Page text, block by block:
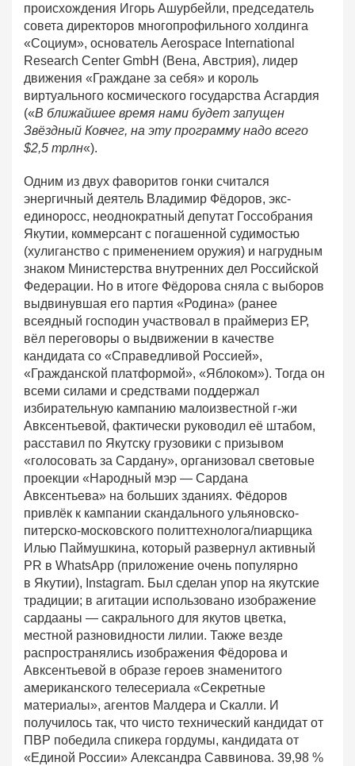
происхождения Игорь Ашурбейли, председатель
совета директоров многопрофильного холдинга
«Социум», основатель Aerospace International
Research Center GmbH (Вена, Австрия), лидер
движения «Граждане за себя» и король
виртуального космического государства Асгардия
(«В ближайшее время нами будет запущен
Звёздный Ковчег, на эту программу надо всего
$2,5 трлн«).
Одним из двух фаворитов гонки считался
энергичный деятель Владимир Фёдоров, экс-
единоросс, неоднократный депутат Госсобрания
Якутии, коммерсант с погашенной судимостью
(хулиганство с применением оружия) и нагрудным
знаком Министерства внутренних дел Российской
Федерации. Но в итоге Фёдорова сняла с выборов
выдвинувшая его партия «Родина» (ранее
всеядный господин участвовал в праймериз ЕР,
вёл переговоры о выдвижении в качестве
кандидата со «Справедливой Россией»,
«Гражданской платформой», «Яблоком»). Тогда он
всеми силами и средствами поддержал
избирательную кампанию малоизвестной г-жи
Авксентьевой, фактически руководил её штабом,
расставил по Якутску грузовики с призывом
«голосовать за Сардану», организовал световые
проекции «Народный мэр — Сардана
Авксентьева» на больших зданиях. Фёдоров
привлёк к кампании скандального ульяновско-
питерско-московского политтехнолога/пиарщика
Илью Паймушкина, который развернул активный
PR в WhatsApp (приложение очень популярно
в Якутии), Instagram. Был сделан упор на якутские
традиции; в агитации использовано изображение
сардааны — сакрального для якутов цветка,
местной разновидности лилии. Также везде
распространялись изображения Фёдорова и
Авксентьевой в образе героев знаменитого
американского телесериала «Секретные
материалы», агентов Малдера и Скалли. И
получилось так, что чисто технический кандидат от
ПВР победила спикера гордумы, кандидата от
«Единой России» Александра Саввинова. 39,98 %